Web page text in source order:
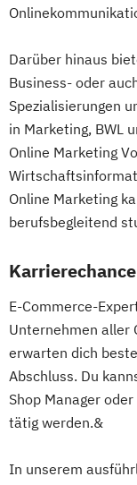
Darüber hinaus
Business- oder
Spezialisierungen
in Marketing, BWL
Online Marketing
Online Marketing
berufsbegleitend
E-Commerce-
Unternehmen aller
erwarten dich
Abschluss. Du
Shop Manager
tätig werden.&
In unserem